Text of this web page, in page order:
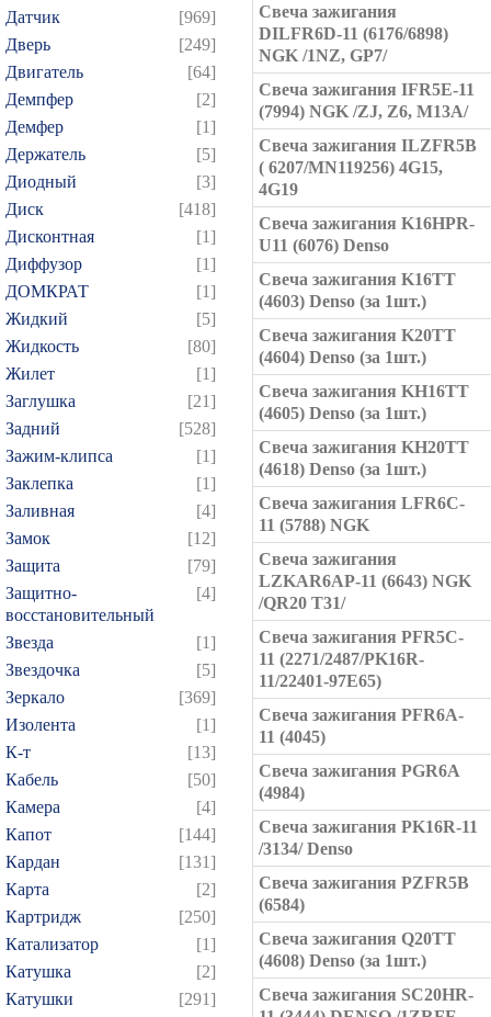
Датчик
[969]
Дверь
[249]
Двигатель
[64]
Демпфер
[2]
Демфер
[1]
Держатель
[5]
Диодный
[3]
Диск
[418]
Дисконтная
[1]
Диффузор
[1]
ДОМКРАТ
[1]
Жидкий
[5]
Жидкость
[80]
Жилет
[1]
Заглушка
[21]
Задний
[528]
Зажим-клипса
[1]
Заклепка
[1]
Заливная
[4]
Замок
[12]
Защита
[79]
Защитно-
восстановительный
[4]
Звезда
[1]
Звездочка
[5]
Зеркало
[369]
Изолента
[1]
К-т
[13]
Кабель
[50]
Камера
[4]
Капот
[144]
Кардан
[131]
Карта
[2]
Картридж
[250]
Катализатор
[1]
Катушка
[2]
Катушки
[291]
Свеча зажигания
DILFR6D-11 (6176/6898)
NGK /1NZ, GP7/
Свеча зажигания IFR5E-11
(7994) NGK /ZJ, Z6, M13A/
Свеча зажигания ILZFR5B
( 6207/MN119256) 4G15,
4G19
Свеча зажигания K16HPR-
U11 (6076) Denso
Свеча зажигания K16TT
(4603) Denso (за 1шт.)
Свеча зажигания K20TT
(4604) Denso (за 1шт.)
Свеча зажигания KH16TT
(4605) Denso (за 1шт.)
Свеча зажигания KH20TT
(4618) Denso (за 1шт.)
Свеча зажигания LFR6C-
11 (5788) NGK
Свеча зажигания
LZKAR6AP-11 (6643) NGK
/QR20 T31/
Свеча зажигания PFR5C-
11 (2271/2487/PK16R-
11/22401-97E65)
Свеча зажигания PFR6A-
11 (4045)
Свеча зажигания PGR6A
(4984)
Свеча зажигания PK16R-11
/3134/ Denso
Свеча зажигания PZFR5B
(6584)
Свеча зажигания Q20TT
(4608) Denso (за 1шт.)
Свеча зажигания SC20HR-